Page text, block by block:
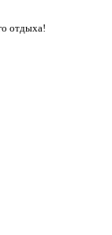
отдыха!